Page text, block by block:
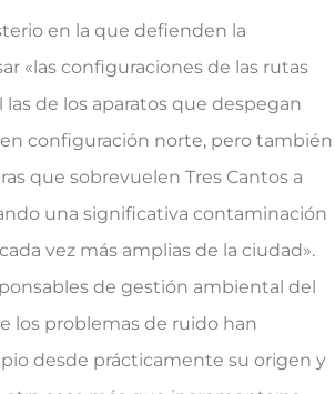
en la que defienden la
«las configuraciones de las rutas
las de los aparatos que despegan
configuración norte, pero también
que sobrevuelen Tres Cantos a
una significativa contaminación
vez más amplias de la ciudad».
de gestión ambiental del
los problemas de ruido han
desde prácticamente su origen y